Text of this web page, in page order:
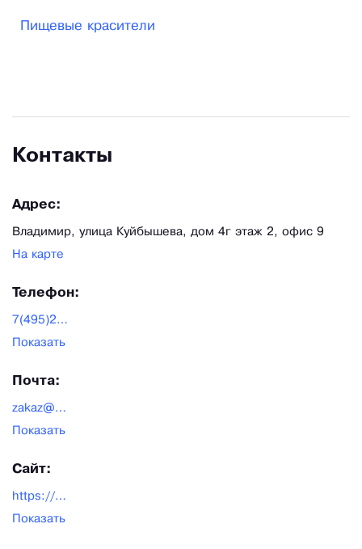
Пищевые красители
Контакты
Адрес:
Владимир, улица Куйбышева, дом 4г этаж 2, офис 9
На карте
Телефон:
7(495)204-23-19
Показать
Почта:
zakaz@silikonmold.ru
Показать
Сайт:
https://silikonmold.ru/
Показать